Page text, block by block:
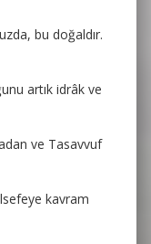
bu doğaldır.
artık idrâk ve
ve Tasavvuf
kavram